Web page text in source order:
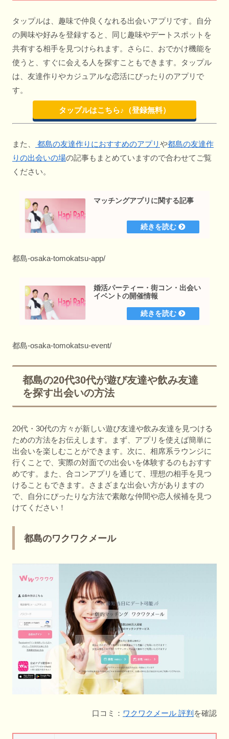
タップルは、趣味で仲良くなれる出会いアプリです。自分
の興味や好みを登録すると、同じ趣味やデートスポットを
共有する相手を見つけられます。さらに、おでかけ機能を
使うと、すぐに会える人を探すこともできます。タップル
は、友達作りやカジュアルな恋活にぴったりのアプリで
す。
タップルはこちら♪（登録無料）
また、 都島の友達作りにおすすめのアプリ や都島の友達作
りの出会いの場の記事もまとめていますので合わせてご覧
ください。
マッチングアプリに関する記事
都島-osaka-tomokatsu-app/
婚活パーティー・街コン・出会い
イベントの開催情報
都島-osaka-tomokatsu-event/
都島の20代30代が遊び友達や飲み友達
を探す出会いの方法
20代・30代の方々が新しい遊び友達や飲み友達を見つける
ための方法をお伝えします。まず、アプリを使えば簡単に
出会いを楽しむことができます。次に、相席系ラウンジに
行くことで、実際の対面での出会いを体験するのもおすす
めです。また、合コンアプリを通じて、理想の相手を見つ
けることもできます。さまざまな出会い方がありますの
で、自分にぴったりな方法で素敵な仲間や恋人候補を見つ
けてください！
都島のワクワクメール
口コミ： ワクワクメール 評判 を確認